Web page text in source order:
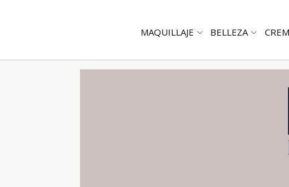
ABRIR
MAQUILLAJE
ABRIR
BELLEZA